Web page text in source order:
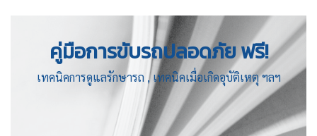
คู่มือการขับรถปลอดภัย ฟรี!
เทคนิคการดูแลรักษารถ , เทคนิคเมื่อเกิดอุบัติเหตุ ฯลฯ